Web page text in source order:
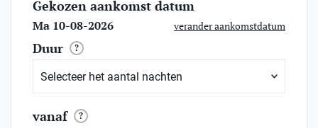
Gekozen aankomst datum
Ma 10-08-2026 verander aankomstdatum
Duur ?
vanaf ?